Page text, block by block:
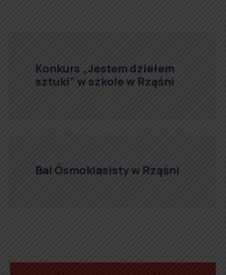
Konkurs „Jestem dziełem
sztuki” w szkole w Rząśni
Bal Ósmoklasisty w Rząśni